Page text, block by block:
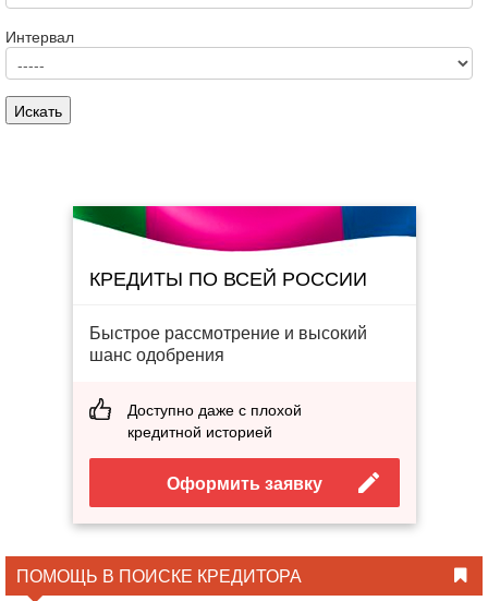
Интервал
КРЕДИТЫ ПО ВСЕЙ РОССИИ
Быстрое рассмотрение и высокий
шанс одобрения
Доступно даже с плохой
кредитной историей
Оформить заявку
ПОМОЩЬ В ПОИСКЕ КРЕДИТОРА